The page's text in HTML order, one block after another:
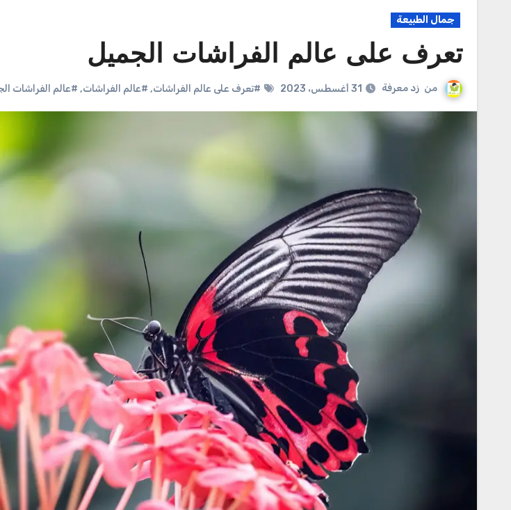
جمال الطبيعة
تعرف على عالم الفراشات الجميل
من زد معرفة 31 أغسطس، 2023 #تعرف على عالم الفراشات, #عالم الفراشات, #عالم الفراشات